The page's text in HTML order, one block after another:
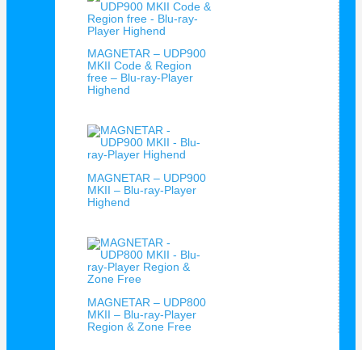
MAGNETAR – UDP900
MKII Code & Region
free – Blu-ray-Player
Highend
MAGNETAR – UDP900
MKII – Blu-ray-Player
Highend
MAGNETAR – UDP800
MKII – Blu-ray-Player
Region & Zone Free